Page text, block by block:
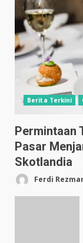
Berita Terkini
Permintaan
Pasar
Skotlandia
Ferdi